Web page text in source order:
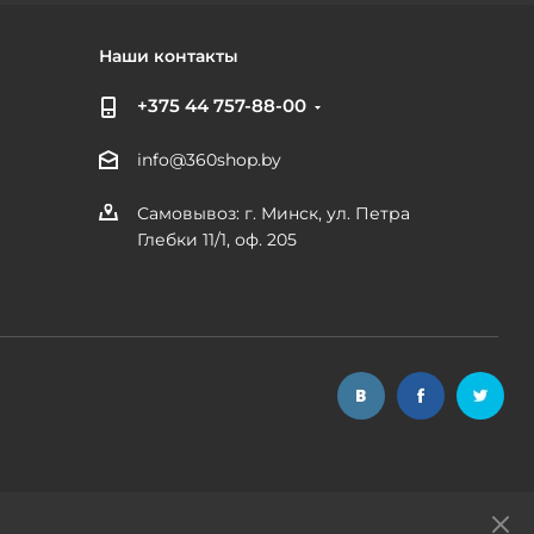
Наши контакты
+375 44 757-88-00
info@360shop.by
Самовывоз: г. Минск, ул. Петра
Глебки 11/1, оф. 205